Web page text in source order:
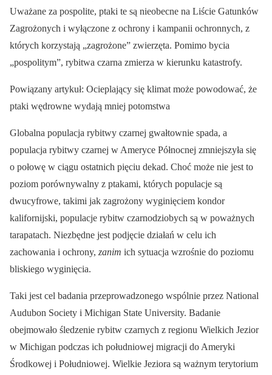
Uważane za pospolite, ptaki te są nieobecne na Liście Gatunków
Zagrożonych i wyłączone z ochrony i kampanii ochronnych, z
których korzystają „zagrożone” zwierzęta. Pomimo bycia
„pospolitym”, rybitwa czarna zmierza w kierunku katastrofy.
Powiązany artykuł: Ocieplający się klimat może powodować, że
ptaki wędrowne wydają mniej potomstwa
Globalna populacja rybitwy czarnej gwałtownie spada, a
populacja rybitwy czarnej w Ameryce Północnej zmniejszyła się
o połowę w ciągu ostatnich pięciu dekad. Choć może nie jest to
poziom porównywalny z ptakami, których populacje są
dwucyfrowe, takimi jak zagrożony wyginięciem kondor
kalifornijski, populacje rybitw czarnodziobych są w poważnych
tarapatach. Niezbędne jest podjęcie działań w celu ich
zachowania i ochrony, zanim ich sytuacja wzrośnie do poziomu
bliskiego wyginięcia.
Taki jest cel badania przeprowadzonego wspólnie przez National
Audubon Society i Michigan State University. Badanie
obejmowało śledzenie rybitw czarnych z regionu Wielkich Jezior
w Michigan podczas ich południowej migracji do Ameryki
Środkowej i Południowej. Wielkie Jeziora są ważnym terytorium